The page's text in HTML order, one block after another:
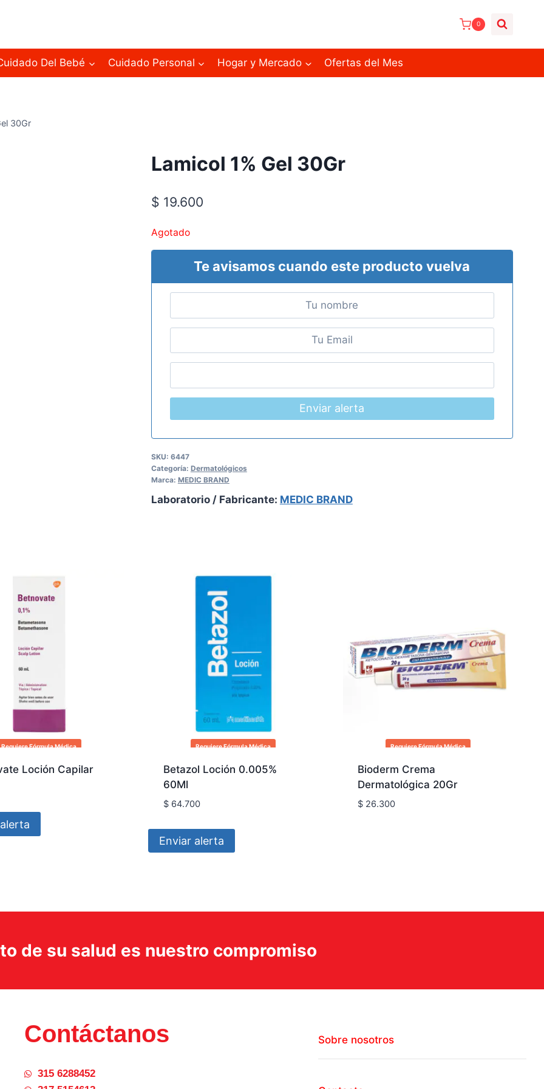
0
Del Bebé Cuidado Personal Hogar y Mercado Ofertas del Mes
30Gr
Lamicol 1% Gel 30Gr
$ 19.600
Agotado
Te avisamos cuando este producto vuelva
Enviar alerta
SKU: 6447
Categoría: Dermatológicos
Marca: MEDIC BRAND
Laboratorio / Fabricante: MEDIC BRAND
Requiere Fórmula Médica
Loción Capilar
Requiere Fórmula Médica
Betazol Loción 0.005%
60Ml
$64.700
Enviar alerta
Requiere Fórmula Médica
Bioderm Crema
Dermatológica 20Gr
$ 26.300
de su salud es nuestro compromiso
Contáctanos
315 6288452
Sobre nosotros